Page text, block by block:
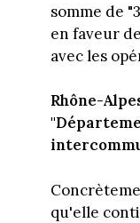
somme de
en faveur
avec les
Rhône-
qu'elle